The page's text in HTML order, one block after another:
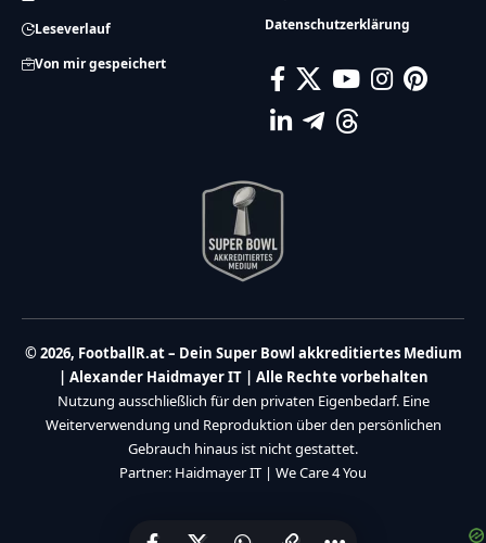
Leseverlauf
Von mir gespeichert
Datenschutzerklärung
© 2026, FootballR.at – Dein Super Bowl akkreditiertes Medium
| Alexander Haidmayer IT | Alle Rechte vorbehalten
Nutzung ausschließlich für den privaten Eigenbedarf. Eine
Weiterverwendung und Reproduktion über den persönlichen
Gebrauch hinaus ist nicht gestattet.
Partner: Haidmayer IT | We Care 4 You